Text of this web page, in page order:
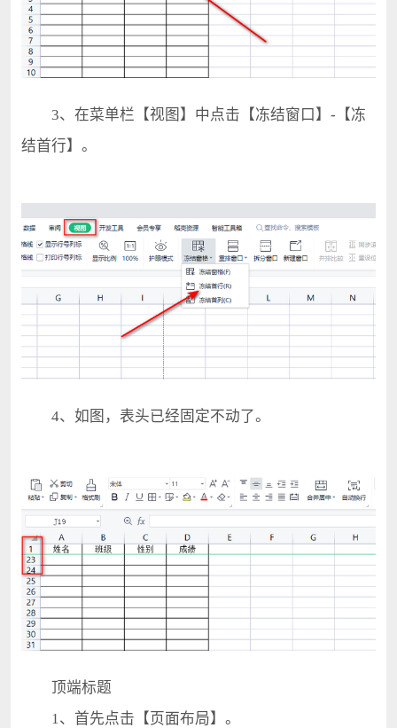
3、在菜单栏【视图】中点击【冻结窗口】-【冻
结首行】。
4、如图，表头已经固定不动了。
顶端标题
1、首先点击【页面布局】。